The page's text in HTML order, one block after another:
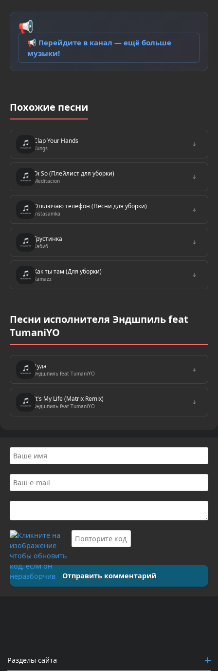
📢
📢 Перейдите в канал — ещё больше
музыки!
Похожие песни
Clap Your Hands
Kungs
↓
Di So (Плейлист для уборки)
Meditacion
↓
Отключаю телефон (Песни для уборки)
Instasamka
↓
Грустинка
Хабиб
↓
Как ты там (Для уборки)
Kamazz
↓
Песни исполнителя Эндшпиль feat
TumaniYO
Туда
Эндшпиль feat TumaniYO
↓
It's My Life (Matrix Remix)
Эндшпиль feat TumaniYO
↓
Отправить комментарий
Разделы сайта